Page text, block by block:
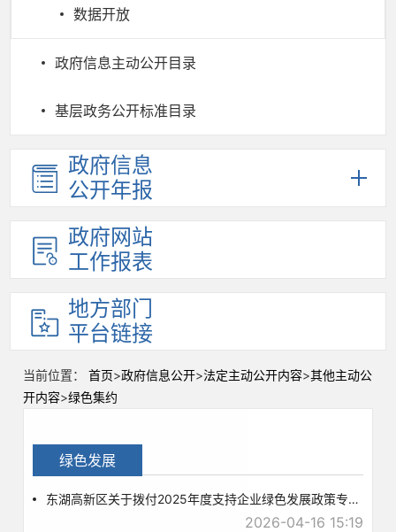
数据开放
政府信息主动公开目录
基层政务公开标准目录
政府信息
公开年报
政府网站
工作报表
地方部门
平台链接
当前位置： 首页>政府信息公开>法定主动公开内容>其他主动公
开内容>绿色集约
绿色发展
东湖高新区关于拨付2025年度支持企业绿色发展政策专项资金的公示
2026-04-16 15:19